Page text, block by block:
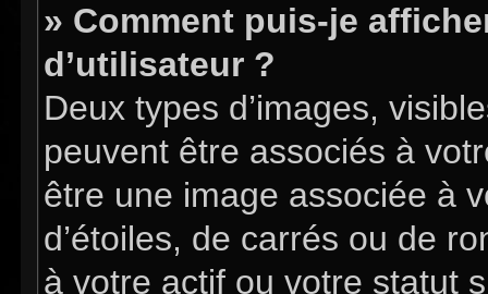
» Comment puis-je
d’utilisateur ?
Deux types d’images,
peuvent être associés à
être une image associée à
d’étoiles, de carrés ou de
à votre actif ou votre statut